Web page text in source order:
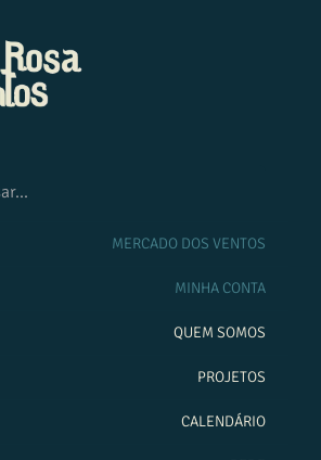
MERCADO DOS VENTOS
MINHA CONTA
QUEM SOMOS
PROJETOS
CALENDÁRIO